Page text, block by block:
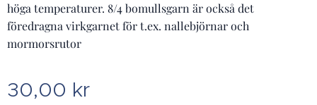
höga temperaturer. 8/4 bomullsgarn är också det
föredragna virkgarnet för t.ex. nallebjörnar och
mormorsrutor
30,00 kr